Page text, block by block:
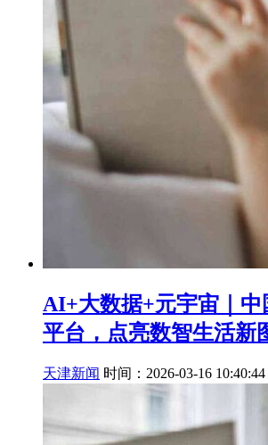
AI+大数据+元宇宙｜中
平台，点亮数智生活新
天津新闻 时间：2026-03-16 10:40:44